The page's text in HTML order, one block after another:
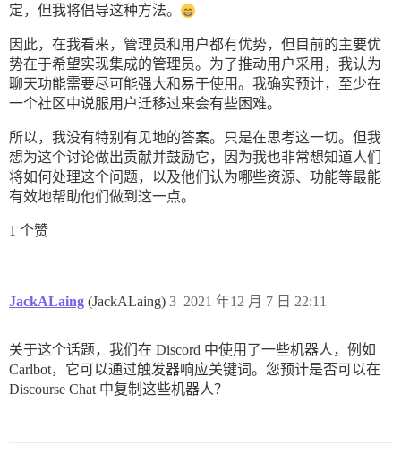
定，但我将倡导这种方法。
因此，在我看来，管理员和用户都有优势，但目前的主要优
势在于希望实现集成的管理员。为了推动用户采用，我认为
聊天功能需要尽可能强大和易于使用。我确实预计，至少在
一个社区中说服用户迁移过来会有些困难。
所以，我没有特别有见地的答案。只是在思考这一切。但我
想为这个讨论做出贡献并鼓励它，因为我也非常想知道人们
将如何处理这个问题，以及他们认为哪些资源、功能等最能
有效地帮助他们做到这一点。
1 个赞
JackALaing (JackALaing) 2021 年12 月 7 日 22:11
3
关于这个话题，我们在 Discord 中使用了一些机器人，例如
Carlbot，它可以通过触发器响应关键词。您预计是否可以在
Discourse Chat 中复制这些机器人？